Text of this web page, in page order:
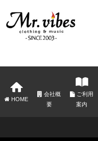
HOME
会社概
要
ご利用
案内